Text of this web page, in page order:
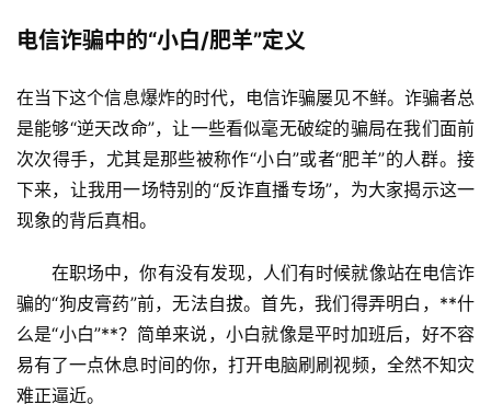
电信诈骗中的“小白/肥羊”定义
‍在当下这个信息爆炸的时代，电信诈骗屡见不鲜。诈骗者总
是能够“逆天改命”，让一些看似毫无破绽的骗局在我们面前
次次得手，尤其是那些被称作“小白”或者“肥羊”的人群。接
下来，让我用一场特别的“反诈直播专场”，为大家揭示这一
现象的背后真相。
在职场中，你有没有发现，人们有时候就像站在电信诈
骗的“狗皮膏药”前，无法自拔。首先，我们得弄明白，**什
么是“小白”**？简单来说，小白就像是平时加班后，好不容
易有了一点休息时间的你，打开电脑刷刷视频，全然不知灾
难正逼近。